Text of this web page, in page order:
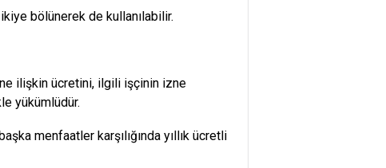
ikiye bölünerek de kullanılabilir.
ilişkin ücretini, ilgili işçinin izne
yükümlüdür.
menfaatler karşılığında yıllık ücretli